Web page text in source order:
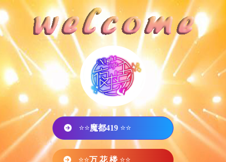
⭐⭐魔都419 ⭐⭐
⭐⭐万 花 楼 ⭐⭐